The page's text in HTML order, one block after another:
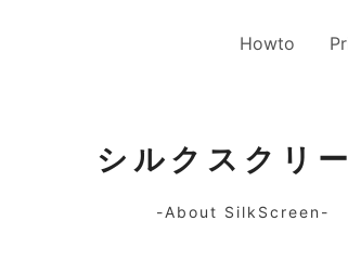
Howto
シルクスクリ
-About SilkScreen-